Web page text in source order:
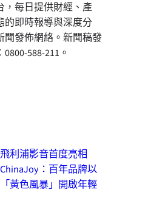
，每日提供財經、產
的即時報導與深度分
聞發佈網絡。新聞稿發
588-211。
飛利浦影音首度亮相
ChinaJoy：百年品牌以
「黃色風暴」開啟年輕